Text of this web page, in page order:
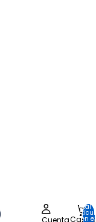
CuentaCarrito
Total
en el